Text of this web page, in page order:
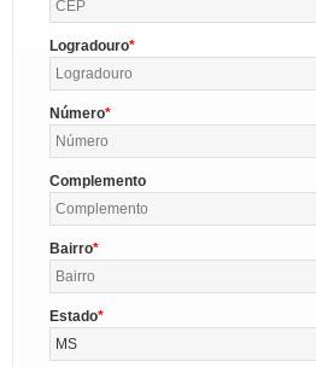
Logradouro
Número
Complemento
Bairro
Estado
MS